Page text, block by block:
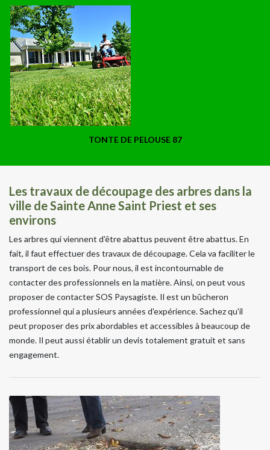
TONTE DE PELOUSE 87
Les travaux de découpage des arbres dans la
ville de Sainte Anne Saint Priest et ses
environs
Les arbres qui viennent d'être abattus peuvent être abattus. En
fait, il faut effectuer des travaux de découpage. Cela va faciliter le
transport de ces bois. Pour nous, il est incontournable de
contacter des professionnels en la matière. Ainsi, on peut vous
proposer de contacter SOS Paysagiste. Il est un bûcheron
professionnel qui a plusieurs années d'expérience. Sachez qu'il
peut proposer des prix abordables et accessibles à beaucoup de
monde. Il peut aussi établir un devis totalement gratuit et sans
engagement.